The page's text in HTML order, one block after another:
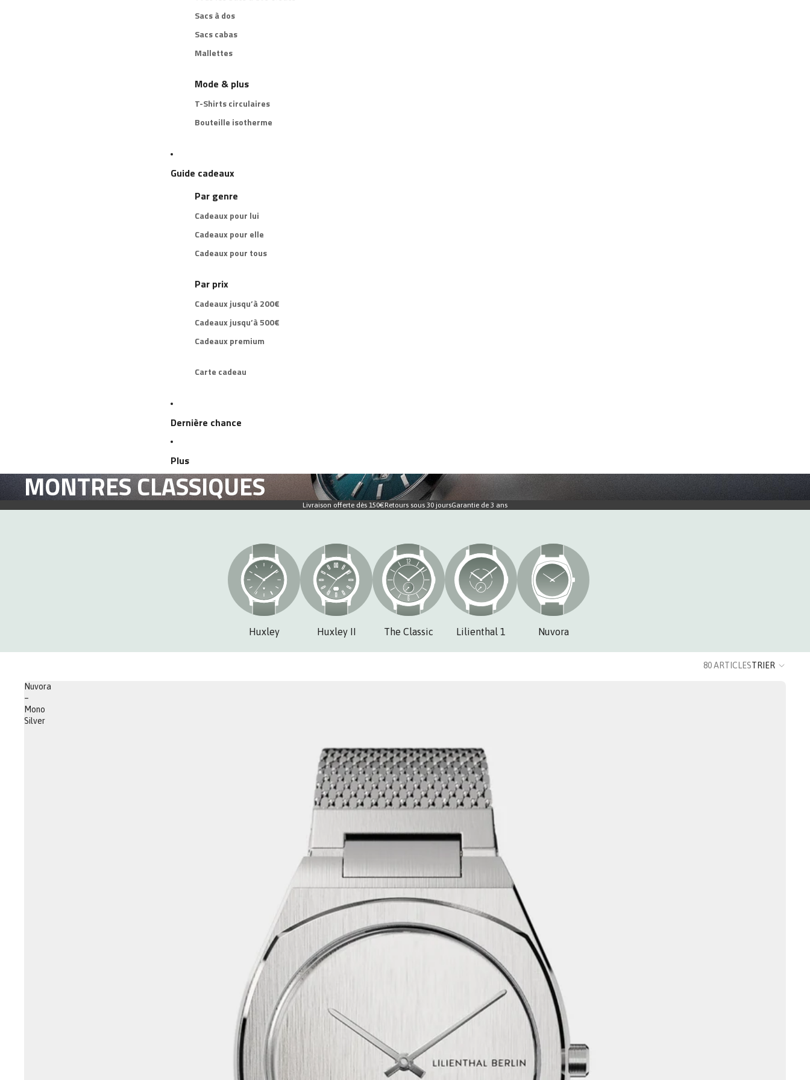
Sacs à dos
Sacs cabas
Mallettes
Mode & plus
T-Shirts circulaires
Bouteille isotherme
Guide cadeaux
Par genre
Cadeaux pour lui
Cadeaux pour elle
Cadeaux pour tous
Par prix
Cadeaux jusqu’à 200€
Cadeaux jusqu’à 500€
Cadeaux premium
Carte cadeau
Dernière chance
Plus
MONTRES CLASSIQUES Livraison offerte dès 150€Retours sous 30 joursGarantie de 3 ans
Huxley Huxley II The Classic Lilienthal 1 Nuvora
80 ARTICLESTRIER
Nuvora
–
Mono
Silver